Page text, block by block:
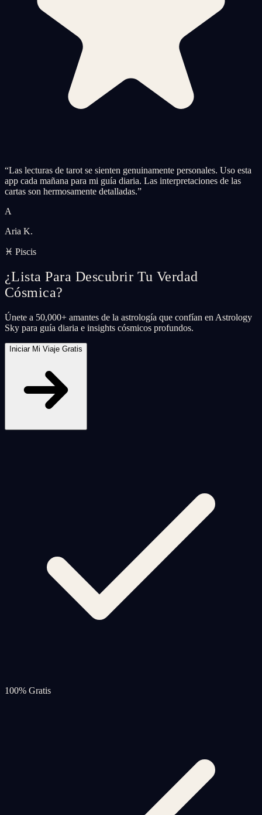
“Las lecturas de tarot se sienten genuinamente personales. Uso esta
app cada mañana para mi guía diaria. Las interpretaciones de las
cartas son hermosamente detalladas.”
A
Aria K.
♓ Piscis
¿Lista Para Descubrir Tu Verdad
Cósmica?
Únete a 50,000+ amantes de la astrología que confían en Astrology
Sky para guía diaria e insights cósmicos profundos.
Iniciar Mi Viaje Gratis
100% Gratis